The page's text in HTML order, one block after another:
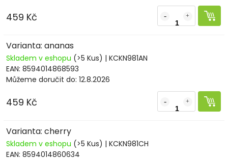
459 Kč
Varianta: ananas
Skladem v eshopu (>5 Kus) | KCKN981AN
EAN: 8594014868593
Můžeme doručit do: 12.8.2026
459 Kč
Varianta: cherry
Skladem v eshopu (>5 Kus) | KCKN981CH
EAN: 8594014860634